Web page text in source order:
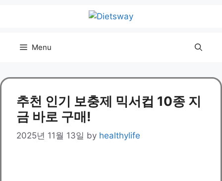
Menu
추천 인기 보충제 믹서컵 10종 지
금 바로 구매!
2025년 11월 13일 by healthylife